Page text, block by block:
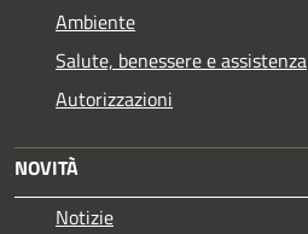
Ambiente
Salute, benessere e assistenza
Autorizzazioni
NOVITÀ
Notizie